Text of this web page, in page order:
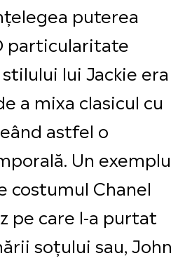
puterea
particularitate
lui Jackie era
a mixa clasicul cu
astfel o
Un exemplu
costumul Chanel
pe care l-a purtat
soțului sau, John